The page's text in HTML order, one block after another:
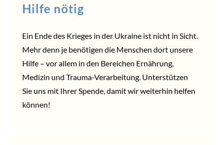
Hilfe nötig
Ein Ende des Krieges in der Ukraine ist nicht in Sicht.
Mehr denn je benötigen die Menschen dort unsere
Hilfe – vor allem in den Bereichen Ernährung,
Medizin und Trauma-Verarbeitung. Unterstützen
Sie uns mit Ihrer Spende, damit wir weiterhin helfen
können!